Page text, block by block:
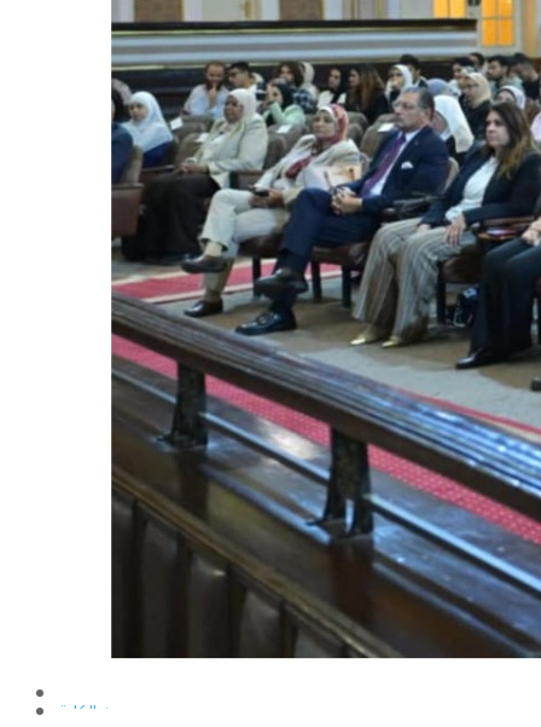
الأقسام العلمية
الإجتماع الريفي والإرشاد الزراعي
الأراضى
الإقتصاد الزراعى
الألـــبان
أمراض النبات
الإنتاج الحيواني
بساتين الزينة
بساتين الفاكهة
الحشرات الإقتصادية والمبيدات
الحيوان والنيماتولوجيا الزراعية
الخضر
الصناعات الغذائية
الكيميـــاء الحيوية
النبات الزراعى
المحاصيل
الميكروبيولوجيا الزراعية
الهندسة الزراعية
الوراثة
البرامج التعليمية
برامج اللغة العربية
برامج اللغة الانجليزية
عن الكلية